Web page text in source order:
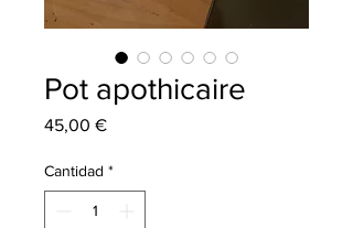
Pot apothicaire
45,00 €Precio
Cantidad *